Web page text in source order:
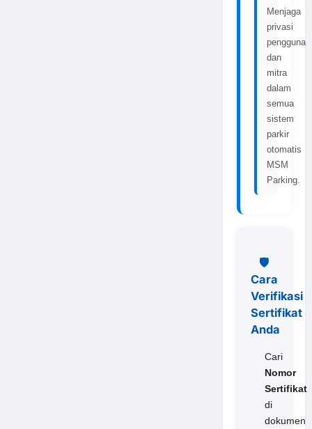
Menjaga
privasi
pengguna
dan
mitra
dalam
semua
sistem
parkir
otomatis
MSM
Parking.
🛡️
Cara
Verifikasi
Sertifikat
Anda
Cari
Nomor
Sertifikat
di
dokumen